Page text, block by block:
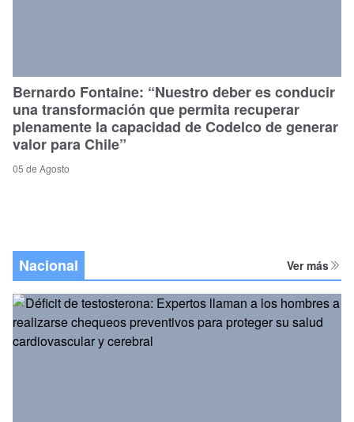
Bernardo Fontaine: “Nuestro deber es conducir
una transformación que permita recuperar
plenamente la capacidad de Codelco de generar
valor para Chile”
05 de Agosto
Nacional Ver más